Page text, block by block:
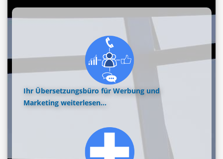
Ihr Übersetzungsbüro für Werbung und
Marketing weiterlesen...